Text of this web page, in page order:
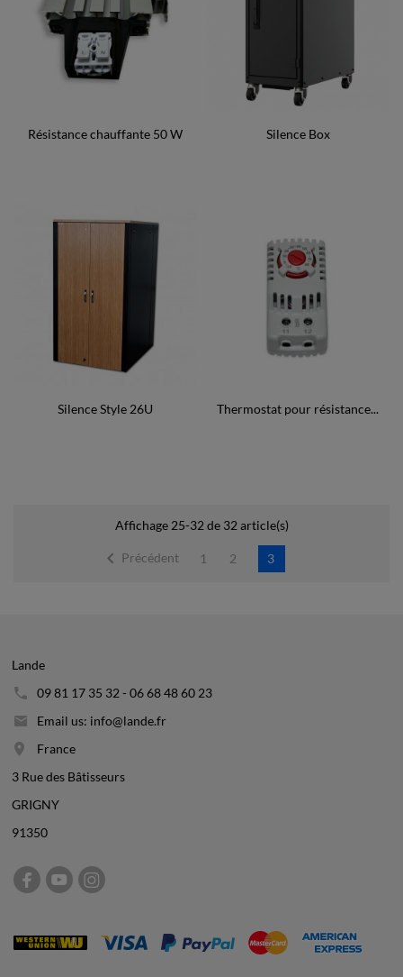
Résistance chauffante 50 W Silence Box
Silence Style 26U Thermostat pour résistance...
Affichage 25-32 de 32 article(s)
 Précédent 1 2 3
Lande
09 81 17 35 32 - 06 68 48 60 23
Email us: info@lande.fr
France
3 Rue des Bâtisseurs
GRIGNY
91350